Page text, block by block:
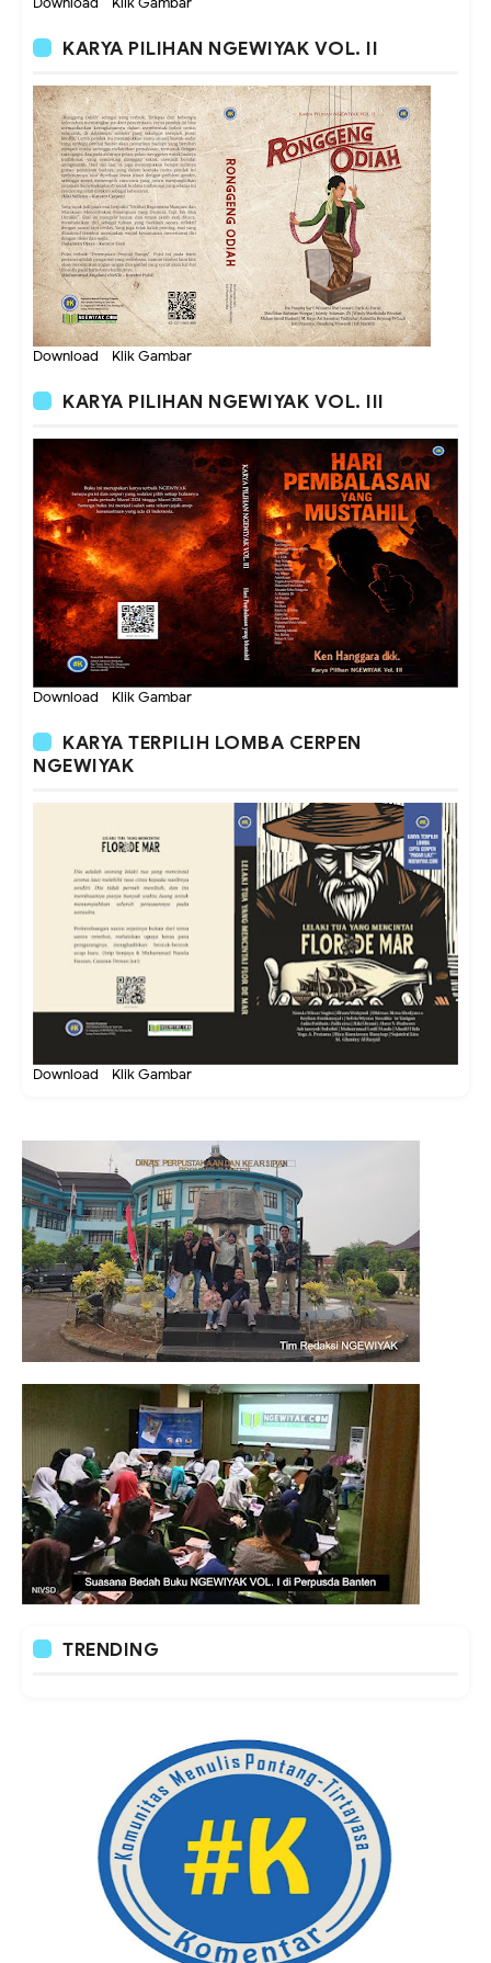
KARYA PILIHAN NGEWIYAK VOL. II
Download - Klik Gambar
KARYA PILIHAN NGEWIYAK VOL. III
Download - Klik Gambar
KARYA TERPILIH LOMBA CERPEN
NGEWIYAK
Download - Klik Gambar
TRENDING